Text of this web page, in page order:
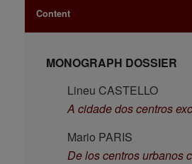
Content
MONOGRAPH DOSSIER
Lineu CASTELLO
A cidade dos centros
Mario PARIS
De los centros urbanos